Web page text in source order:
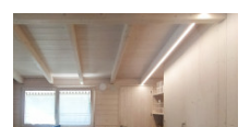
Inspiration för ett stort funkis
hobbyrum, med flerfärgade
väggar, ljust trägolv och ett
fristående skrivbord